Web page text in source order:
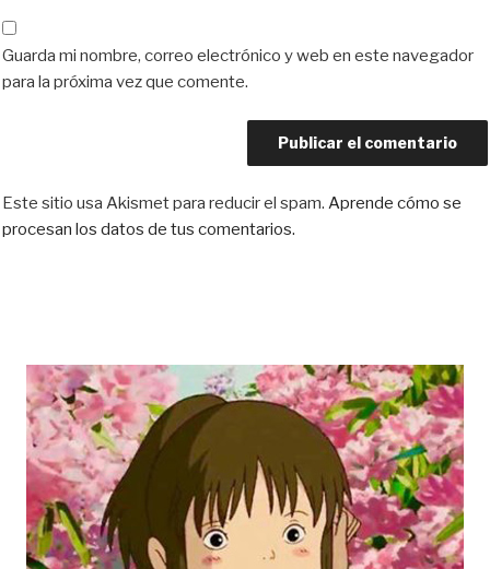
Guarda mi nombre, correo electrónico y web en este navegador
para la próxima vez que comente.
Este sitio usa Akismet para reducir el spam. Aprende cómo se
procesan los datos de tus comentarios.